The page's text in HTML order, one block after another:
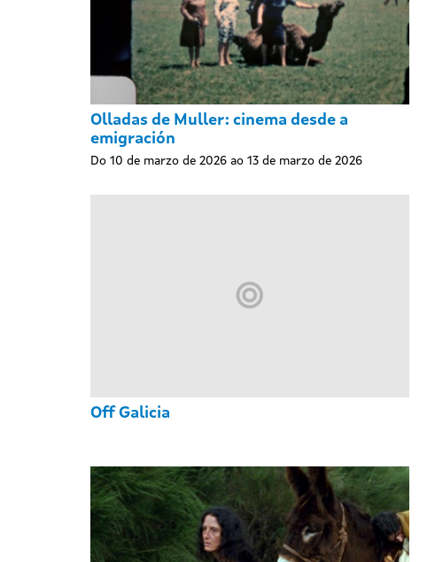
Olladas de Muller: cinema desde a
emigración
Do 10 de marzo de 2026 ao 13 de marzo de 2026
Off Galicia